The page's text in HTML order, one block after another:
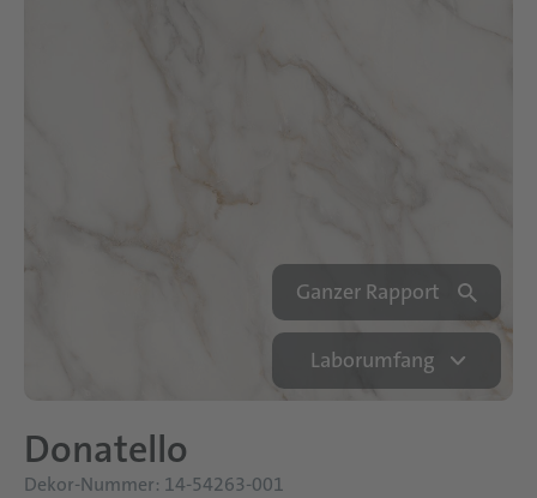
Ganzer Rapport
Laborumfang
Donatello
Dekor-Nummer: 14-54263-001